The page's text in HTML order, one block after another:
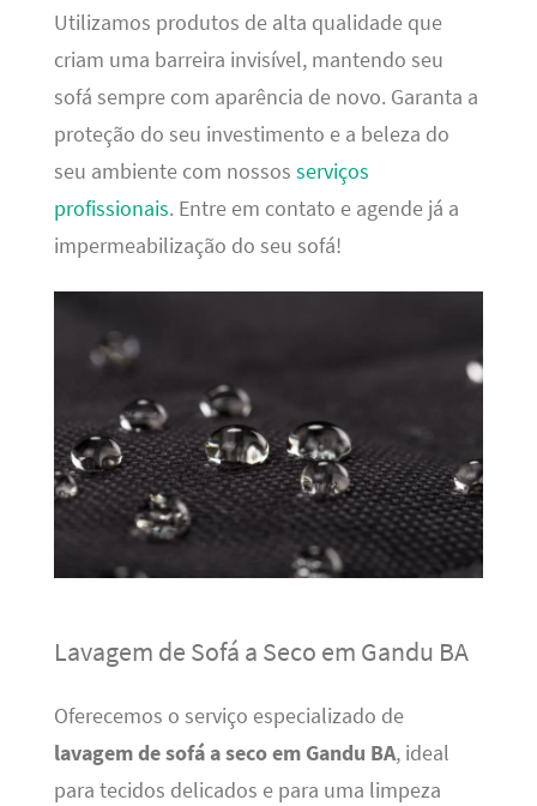
Utilizamos produtos de alta qualidade que
criam uma barreira invisível, mantendo seu
sofá sempre com aparência de novo. Garanta a
proteção do seu investimento e a beleza do
seu ambiente com nossos serviços
profissionais. Entre em contato e agende já a
impermeabilização do seu sofá!
Lavagem de Sofá a Seco em Gandu BA
Oferecemos o serviço especializado de
lavagem de sofá a seco em Gandu BA, ideal
para tecidos delicados e para uma limpeza